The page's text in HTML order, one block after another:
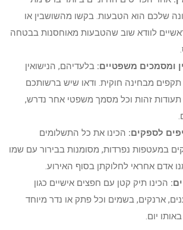
שלכם הוא הטבעות. בקשו מהשושבין או
לוודא שוב שהטבעות מאוחסנות בבטחה
ומסמכים משפטיים:בלעדיהם, הנישואין
מבחינה חוקית. ודאו שיש ברשותכם
תעודות זהות וכל מסמך משפטי אחר נדרש,
לספקים:הכינו את כל התשלומים
במעטפות נפרדות, מסומנות בבירור עם שמו
אחראי לחלוקתן בסוף האירוע.
הכינו תיק קטן עם חפצים אישיים כגון
ארנקים, בשמים וכל פתק או נדר מיוחד
יום.